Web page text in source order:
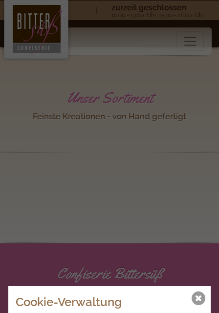
zurzeit geschlossen
10:00 - 13:00 Uhr, 15:00 - 18:00 Uhr,
Unser Sortiment
Feinste Kreationen - von Hand gefertigt
Confiserie Bittersüß
Pralinen und Tafelschokoladen, schwedisches
Lakritz, leckere Fruchtaufstriche
Cookie-Verwaltung